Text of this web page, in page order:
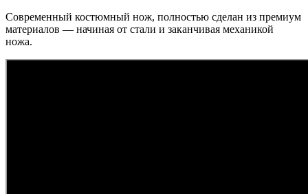
Современный костюмный нож, полностью сделан из премиум
материалов — начиная от стали и заканчивая механикой
ножа.